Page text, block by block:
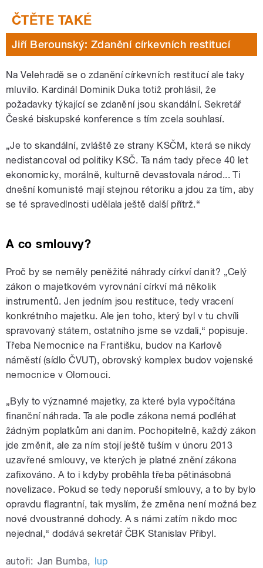
Jiří Berounský: Zdanění církevních restitucí
Na Velehradě se o zdanění církevních restitucí ale taky
mluvilo. Kardinál Dominik Duka totiž prohlásil, že
požadavky týkající se zdanění jsou skandální. Sekretář
České biskupské konference s tím zcela souhlasí.
„Je to skandální, zvláště ze strany KSČM, která se nikdy
nedistancoval od politiky KSČ. Ta nám tady přece 40 let
ekonomicky, morálně, kulturně devastovala národ... Ti
dnešní komunisté mají stejnou rétoriku a jdou za tím, aby
se té spravedlnosti udělala ještě další přítrž.“
A co smlouvy?
Proč by se neměly peněžité náhrady církví danit? „Celý
zákon o majetkovém vyrovnání církví má několik
instrumentů. Jen jedním jsou restituce, tedy vracení
konkrétního majetku. Ale jen toho, který byl v tu chvíli
spravovaný státem, ostatního jsme se vzdali,“ popisuje.
Třeba Nemocnice na Františku, budov na Karlově
náměstí (sídlo ČVUT), obrovský komplex budov vojenské
nemocnice v Olomouci.
„Byly to významné majetky, za které byla vypočítána
finanční náhrada. Ta ale podle zákona nemá podléhat
žádným poplatkům ani daním. Pochopitelně, každý zákon
jde změnit, ale za ním stojí ještě tuším v únoru 2013
uzavřené smlouvy, ve kterých je platné znění zákona
zafixováno. A to i kdyby proběhla třeba pětinásobná
novelizace. Pokud se tedy neporuší smlouvy, a to by bylo
opravdu flagrantní, tak myslím, že změna není možná bez
nové dvoustranné dohody. A s námi zatím nikdo moc
nejednal,“ dodává sekretář ČBK Stanislav Přibyl.
autoři: Jan Bumba, lup